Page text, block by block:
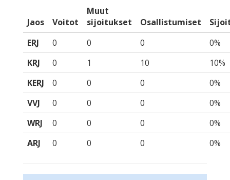
Jaos Voitot
Muut
sijoitukset
Osallistumiset
ERJ
0 0 0
0%
KRJ
0 1 10
10%
KERJ
0 0 0
0%
VVJ
0 0 0
0%
WRJ
0 0 0
0%
ARJ
0 0 0 0%